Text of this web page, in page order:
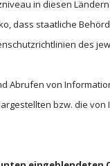
gelegt. Das
der Nähe des
in diesen
dass staatliche
des
Abrufen von
bzw. die